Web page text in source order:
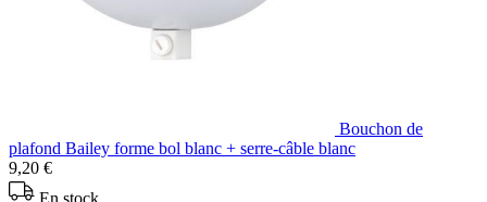
Bouchon de
plafond Bailey forme bol blanc + serre-câble blanc
9,20 €
En stock